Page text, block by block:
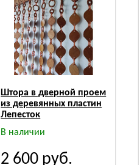
Штора в дверной проем
из деревянных пластин
Лепесток
В наличии
2 600 руб.